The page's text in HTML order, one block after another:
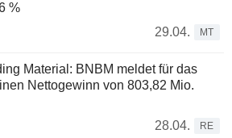
%
29.04.
MT
Material: BNBM meldet für das
Nettogewinn von 803,82 Mio.
28.04.
RE